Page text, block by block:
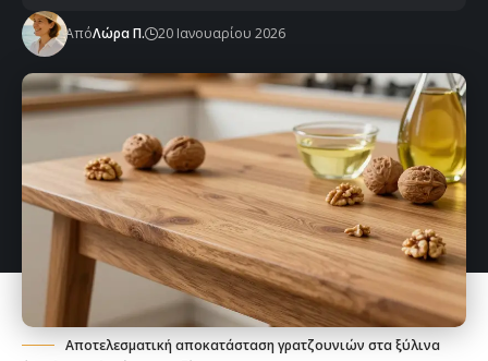
ΑπόΛώρα Π. 20 Ιανουαρίου 2026
Αποτελεσματική αποκατάσταση γρατζουνιών στα ξύλινα